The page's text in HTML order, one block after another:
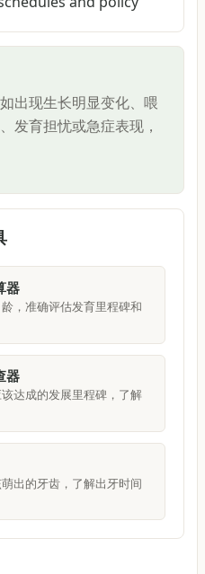
出现生长明显变化、喂
发育担忧或急症表现，
器
，准确评估发育里程碑和
器
达成的发展里程碑，了解
出的牙齿，了解出牙时间